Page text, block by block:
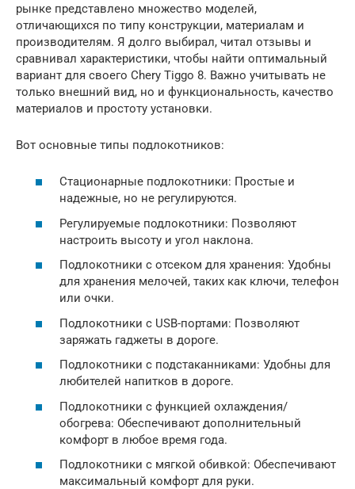
рынке представлено множество моделей,
отличающихся по типу конструкции, материалам и
производителям. Я долго выбирал, читал отзывы и
сравнивал характеристики, чтобы найти оптимальный
вариант для своего Chery Tiggo 8. Важно учитывать не
только внешний вид, но и функциональность, качество
материалов и простоту установки.
Вот основные типы подлокотников:
Стационарные подлокотники: Простые и
надежные, но не регулируются.
Регулируемые подлокотники: Позволяют
настроить высоту и угол наклона.
Подлокотники с отсеком для хранения: Удобны
для хранения мелочей, таких как ключи, телефон
или очки.
Подлокотники с USB-портами: Позволяют
заряжать гаджеты в дороге.
Подлокотники с подстаканниками: Удобны для
любителей напитков в дороге.
Подлокотники с функцией охлаждения/
обогрева: Обеспечивают дополнительный
комфорт в любое время года.
Подлокотники с мягкой обивкой: Обеспечивают
максимальный комфорт для руки.